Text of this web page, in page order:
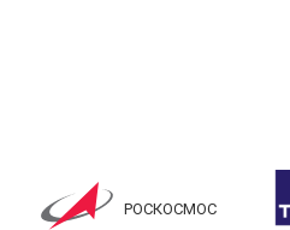
РОСКОСМОС